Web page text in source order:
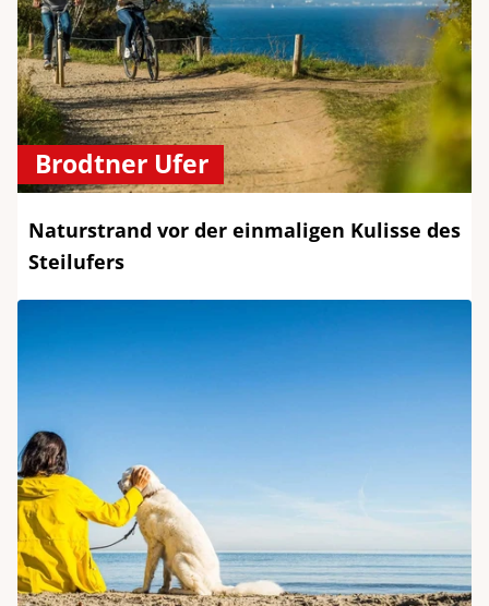
Brodtner Ufer
Naturstrand vor der einmaligen Kulisse des
Steilufers